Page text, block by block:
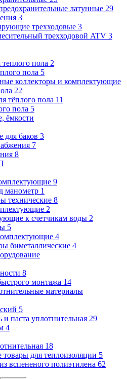
латунные 29
3
трехходовые 3
трехходовой ATV 3
пола 2
пола 5
коллекторы и комплектующие
22
тёплого пола 11
пола 5
ёмкости
баков 3
7
8
9
манометр 1
технические 8
2
к счетчикам воды 2
5
4
биметаллические 4
8
монтажа 14
материалы
5
паста уплотнительная 29
4
18
для теплоизоляции 5
вспененого полиэтилена 62